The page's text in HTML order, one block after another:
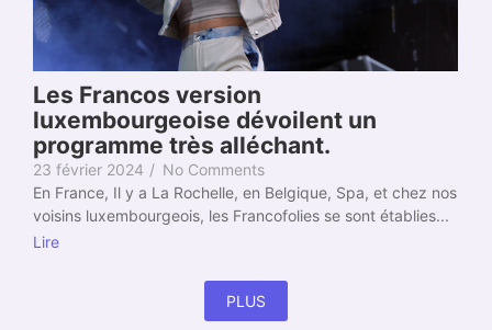
Les Francos version
luxembourgeoise dévoilent un
programme très alléchant.
23 février 2024 / No Comments
En France, Il y a La Rochelle, en Belgique, Spa, et chez nos
voisins luxembourgeois, les Francofolies se sont établies...
Lire
PLUS